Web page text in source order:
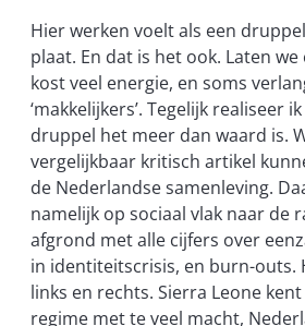
Hier werken voelt als een
plaat. En dat is het ook. Laten
kost veel energie, en soms
‘makkelijkers’. Tegelijk realiseer
druppel het meer dan waard is.
vergelijkbaar kritisch artikel
de Nederlandse samenleving.
namelijk op sociaal vlak naar de
afgrond met alle cijfers over
in identiteitscrisis, en burn-outs.
links en rechts. Sierra Leone
regime met te veel macht,